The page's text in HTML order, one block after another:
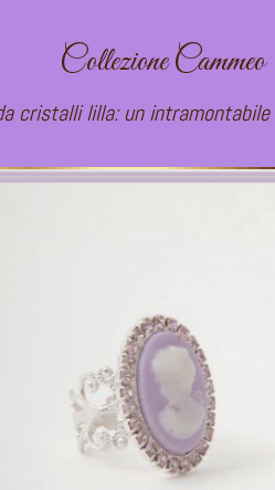
Collezione Cammeo
cristalli lilla: un